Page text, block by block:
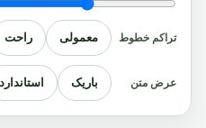
تراکم خطوط معمولی راحت
عرض متن باریک استاندارد